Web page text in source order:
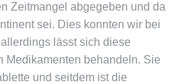
Zeitmangel abgegeben und da
sei. Dies konnten wir bei
lässt sich diese
Medikamenten behandeln. Sie
und seitdem ist die